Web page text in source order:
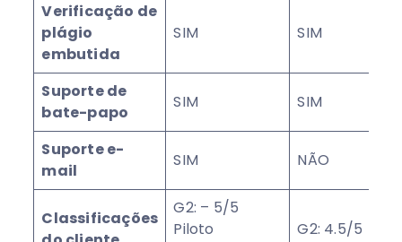
Verificação de
plágio
embutida
SIM SIM
Suporte de
bate-papo
SIM SIM
Suporte e-
mail
SIM NÃO
Classificações
G2: – 5/5
Piloto
G2: 4.5/5